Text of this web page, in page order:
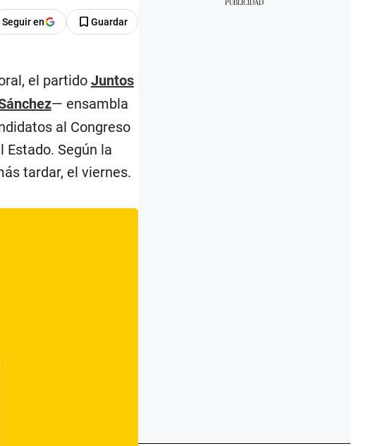
Seguir en Guardar
el partido Juntos
— ensambla
al Congreso
Según la
tardar, el viernes.